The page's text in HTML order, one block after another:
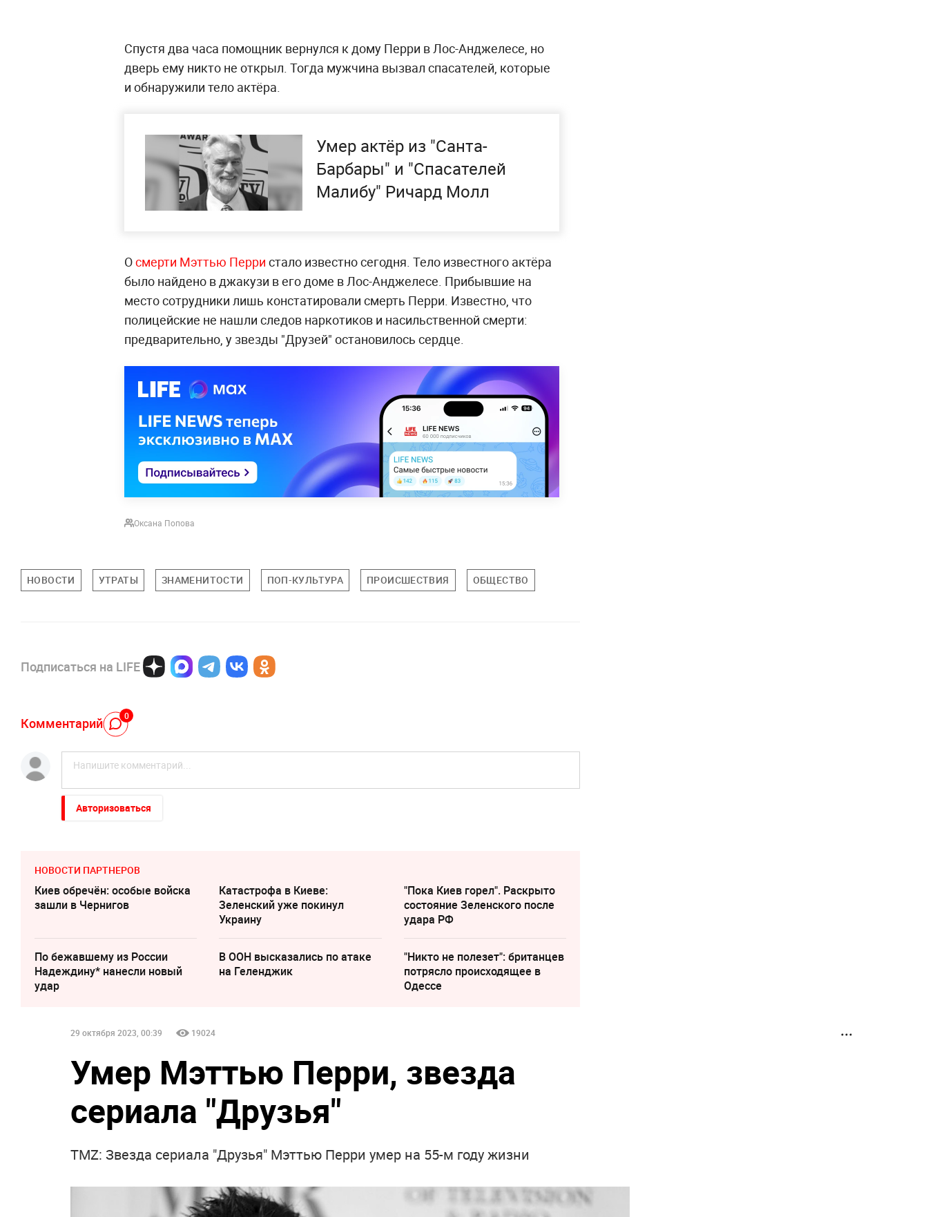
Спустя два часа помощник вернулся к дому Перри в Лос-Анджелесе, но
дверь ему никто не открыл. Тогда мужчина вызвал спасателей, которые
и обнаружили тело актёра.
Умер актёр из "Санта-
Барбары" и "Спасателей
Малибу" Ричард Молл
Осмерти Мэттью Перри стало известно сегодня. Тело известного актёра
было найдено в джакузи в его доме в Лос-Анджелесе. Прибывшие на
место сотрудники лишь констатировали смерть Перри. Известно, что
полицейские не нашли следов наркотиков и насильственной смерти:
предварительно, у звезды "Друзей" остановилось сердце.
Оксана Попова
НОВОСТИ УТРАТЫ ЗНАМЕНИТОСТИ ПОП-КУЛЬТУРА ПРОИСШЕСТВИЯ ОБЩЕСТВО
Подписаться на LIFE
Комментарий 0
Авторизоваться
НОВОСТИ ПАРТНЕРОВ
Киев обречён: особые войска
зашли в Чернигов
Катастрофа в Киеве:
Зеленский уже покинул
Украину
"Пока Киев горел". Раскрыто
состояние Зеленского после
удара РФ
По бежавшему из России
Надеждину* нанесли новый
удар
В ООН высказались по атаке
на Геленджик
"Никто не полезет": британцев
потрясло происходящее в
Одессе
29 октября 2023, 00:39 19024
Умер Мэттью Перри, звезда
сериала "Друзья"
TMZ: Звезда сериала "Друзья" Мэттью Перри умер на 55-м году жизни